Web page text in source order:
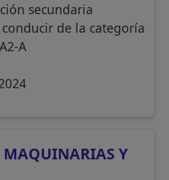
secundaria
de la categoría
A
MAQUINARIAS Y